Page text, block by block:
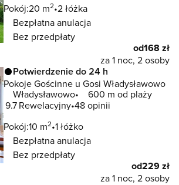
Pokój:20 m2 2 łóżka
Bezpłatna anulacja
Bez przedpłaty
od168 zł
za 1 noc, 2 osoby
Potwierdzenie do 24 h
Pokoje Gościnne u Gosi Władysławowo
Władysławowo
600 m od plaży
9.7Rewelacyjny 48 opinii
Pokój:10 m2 1 łóżko
Bezpłatna anulacja
Bez przedpłaty
od229 zł
za 1 noc, 2 osoby